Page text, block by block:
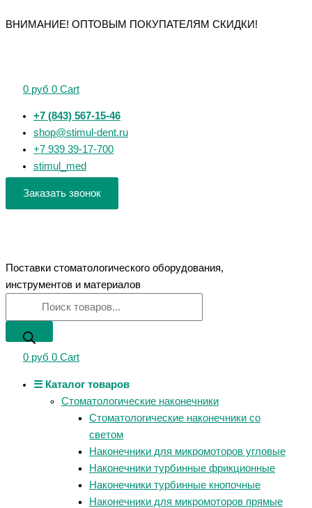
к
ВНИМАНИЕ! ОПТОВЫМ ПОКУПАТЕЛЯМ СКИДКИ!
0 руб 0 Cart
+7 (843) 567-15-46
shop@stimul-dent.ru
+7 939 39-17-700
stimul_med
Заказать звонок
Поставки стоматологического оборудования,
инструментов и материалов
товаров
0 руб 0 Cart
☰ Каталог товаров
Стоматологические наконечники
Стоматологические наконечники со
светом
Наконечники для микромоторов угловые
Наконечники турбинные фрикционные
Наконечники турбинные кнопочные
Наконечники для микромоторов прямые
товаров